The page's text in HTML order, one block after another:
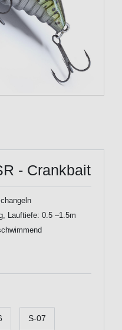
- Crankbait
Lauftiefe: 0.5 –1.5m
S-07